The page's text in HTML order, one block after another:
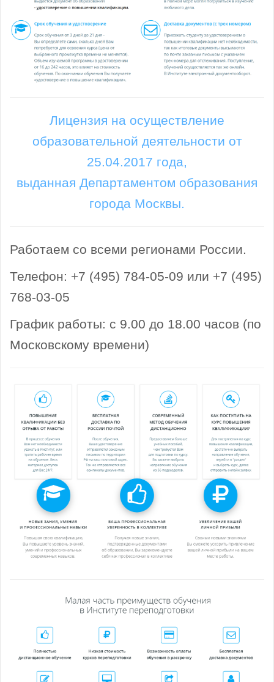
Лицензия на осуществление
образовательной деятельности от
25.04.2017 года,
выданная Департаментом образования
города Москвы.
Работаем со всеми регионами России.
Телефон: +7 (495) 784-05-09 или +7 (495)
768-03-05
График работы: с 9.00 до 18.00 часов (по
Московскому времени)